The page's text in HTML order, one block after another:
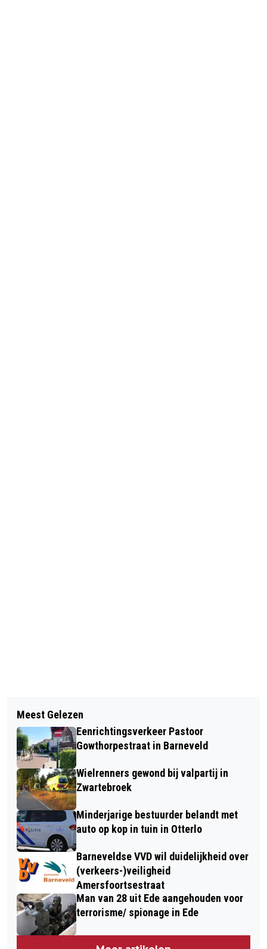
COLLEGE VAN BURGEMEESTER EN
WETHOUDERS PRESENTEERT
KADERNOTA 2026-2029
“VASTHOUDEN AAN VERANTWOORDE
GROEI”
BEURSWINNAARS BEELDPROJECTEN
STICHTING OOG OP DE NATUUR 2025
IN AKOESTICUM EDE
Meest Gelezen
Eenrichtingsverkeer Pastoor
Gowthorpestraat in Barneveld
Wielrenners gewond bij valpartij in
Zwartebroek
Minderjarige bestuurder belandt met
auto op kop in tuin in Otterlo
Barneveldse VVD wil duidelijkheid over
(verkeers-)veiligheid
Amersfoortsestraat
Man van 28 uit Ede aangehouden voor
terrorisme/ spionage in Ede